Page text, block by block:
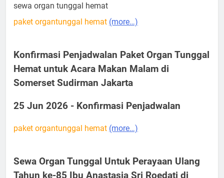
sewa organ tunggal hemat
paket organtunggal hemat (more…)
Konfirmasi Penjadwalan Paket Organ Tunggal
Hemat untuk Acara Makan Malam di
Somerset Sudirman Jakarta
25 Jun 2026 - Konfirmasi Penjadwalan
paket organtunggal hemat (more…)
Sewa Organ Tunggal Untuk Perayaan Ulang
Tahun ke-85 Ibu Anastasia Sri Roedati di